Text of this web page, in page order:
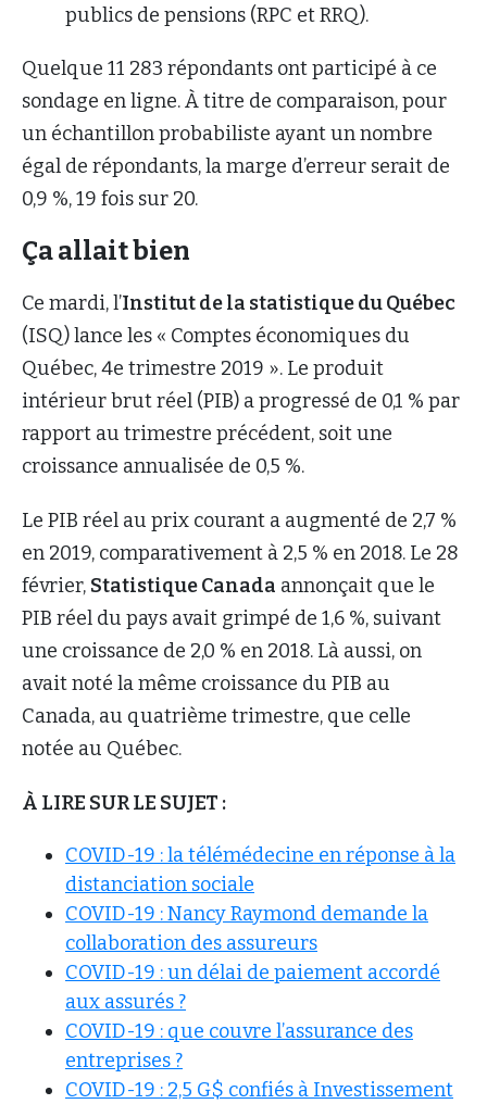
publics de pensions (RPC et RRQ).
Quelque 11 283 répondants ont participé à ce
sondage en ligne. À titre de comparaison, pour
un échantillon probabiliste ayant un nombre
égal de répondants, la marge d’erreur serait de
0,9 %, 19 fois sur 20.
Ça allait bien
Ce mardi, l’Institut de la statistique du Québec
(ISQ) lance les « Comptes économiques du
Québec, 4e trimestre 2019 ». Le produit
intérieur brut réel (PIB) a progressé de 0,1 % par
rapport au trimestre précédent, soit une
croissance annualisée de 0,5 %.
Le PIB réel au prix courant a augmenté de 2,7 %
en 2019, comparativement à 2,5 % en 2018. Le 28
février, Statistique Canada annonçait que le
PIB réel du pays avait grimpé de 1,6 %, suivant
une croissance de 2,0 % en 2018. Là aussi, on
avait noté la même croissance du PIB au
Canada, au quatrième trimestre, que celle
notée au Québec.
À LIRE SUR LE SUJET :
COVID-19 : la télémédecine en réponse à la
distanciation sociale
COVID-19 : Nancy Raymond demande la
collaboration des assureurs
COVID-19 : un délai de paiement accordé
aux assurés ?
COVID-19 : que couvre l’assurance des
entreprises ?
COVID-19 : 2,5 G$ confiés à Investissement